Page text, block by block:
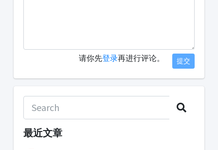
请你先登录再进行评论。 提交
最近文章